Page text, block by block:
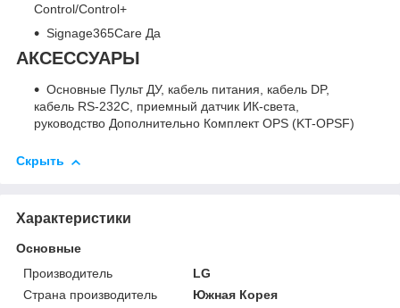
Control/Control+
Signage365Care Да
АКСЕССУАРЫ
Основные Пульт ДУ, кабель питания, кабель DP,
кабель RS-232C, приемный датчик ИК-света,
руководство Дополнительно Комплект OPS (KT-OPSF)
Скрыть
Характеристики
Основные
Производитель
LG
Страна производитель
Южная Корея